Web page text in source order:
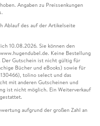
Angaben zu Preissenkungen
Ablauf des auf der Artikelseite
10.08.2026. Sie können den
Keine Bestellung
Der Gutschein ist nicht gültig für
Bücher und eBooks) sowie für
tolino select und das
mit anderen Gutscheinen und
ist nicht möglich. Ein Weiterverkauf
aufgrund der großen Zahl an